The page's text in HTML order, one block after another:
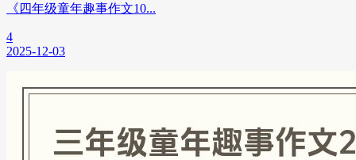
《四年级童年趣事作文10...
4
2025-12-03